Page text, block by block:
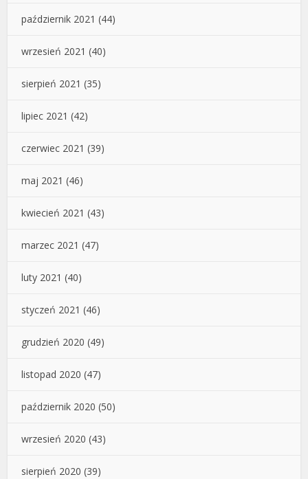
październik 2021 (44)
wrzesień 2021 (40)
sierpień 2021 (35)
lipiec 2021 (42)
czerwiec 2021 (39)
maj 2021 (46)
kwiecień 2021 (43)
marzec 2021 (47)
luty 2021 (40)
styczeń 2021 (46)
grudzień 2020 (49)
listopad 2020 (47)
październik 2020 (50)
wrzesień 2020 (43)
sierpień 2020 (39)